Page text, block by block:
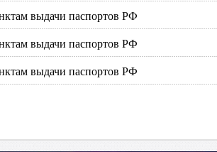
выдачи паспортов РФ
выдачи паспортов РФ
выдачи паспортов РФ